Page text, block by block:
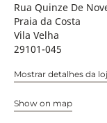
Rua Quinze De
Praia da Costa
Vila Velha
29101-045
Mostrar detalhes da
Show on map